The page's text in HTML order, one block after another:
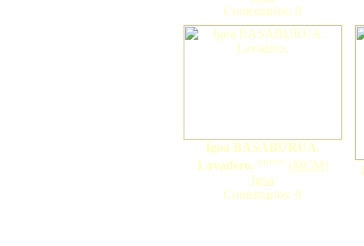
Comentarios: 0
Igoa BASABURUA.
Lavadero. nuevo (MCM)
Igoa
Comentarios: 0